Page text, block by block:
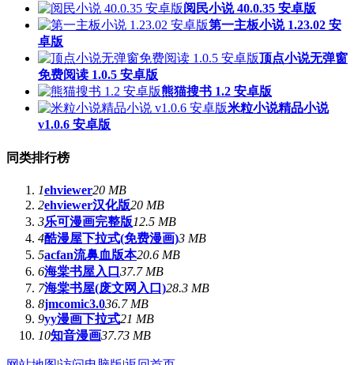
阅民小说 40.0.35 安卓版
第一主板小说 1.23.02 安
卓版
顶点小说无弹窗
免费阅读 1.0.5 安卓版
熊猫搜书 1.2 安卓版
米粒小说精品小说
v1.0.6 安卓版
同类排行榜
1ehviewer20 MB
2ehviewer汉化版20 MB
3乐可漫画完整版12.5 MB
4酷漫屋下拉式(免费漫画)3 MB
5acfan流鼻血版本20.6 MB
6海棠书屋入口 37.7 MB
7海棠书屋(废文网入口)28.3 MB
8jmcomic3.036.7 MB
9yy漫画下拉式21 MB
10知音漫画37.73 MB